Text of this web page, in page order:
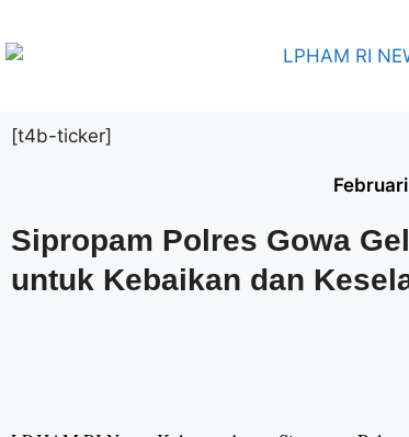
[t4b-ticker]
Sipropam Polres Gowa
untuk Kebaikan dan